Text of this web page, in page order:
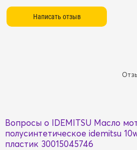
Вопросы о IDEMITSU Масло
полусинтетическое idemitsu
пластик 30015045746